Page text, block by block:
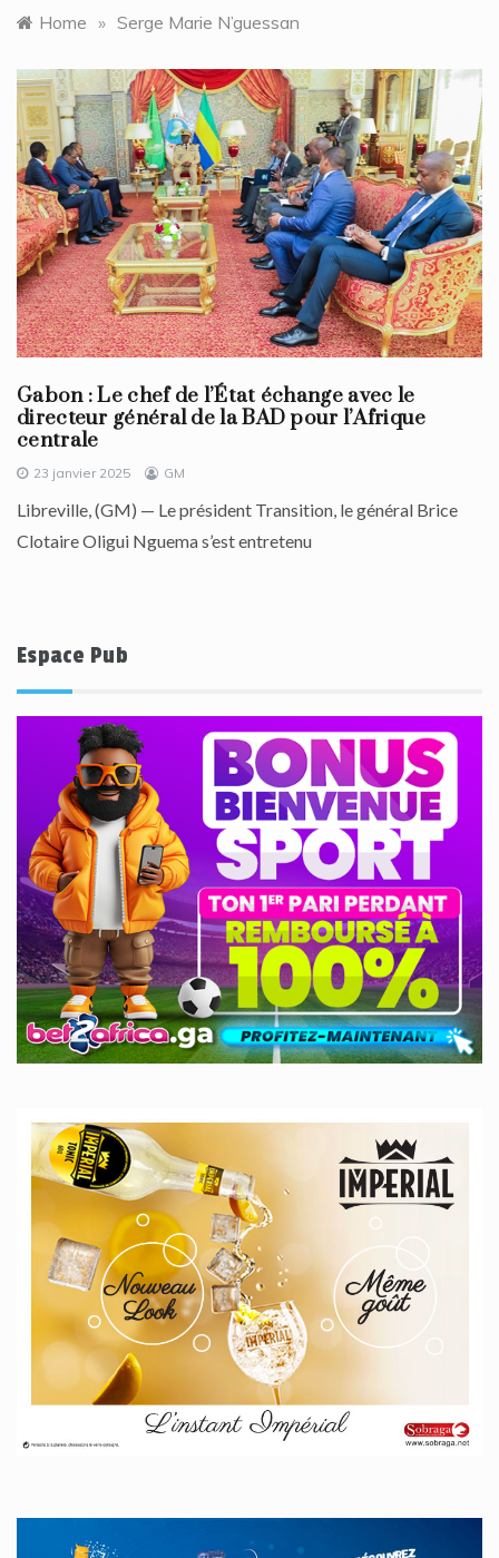
Home » Serge Marie N’guessan
Gabon : Le chef de l’État échange avec le
directeur général de la BAD pour l’Afrique
centrale
23 janvier 2025 GM
Libreville, (GM) — Le président Transition, le général Brice
Clotaire Oligui Nguema s’est entretenu
Espace Pub